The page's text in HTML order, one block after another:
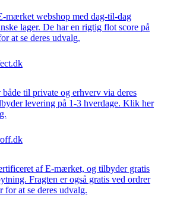
mærket webshop med dag-til-dag
lager. De har en rigtig flot score på
at se deres udvalg.
til private og erhverv via deres
levering på 1-3 hverdage. Klik her
af E-mærket, og tilbyder gratis
Fragten er også gratis ved ordrer
at se deres udvalg.